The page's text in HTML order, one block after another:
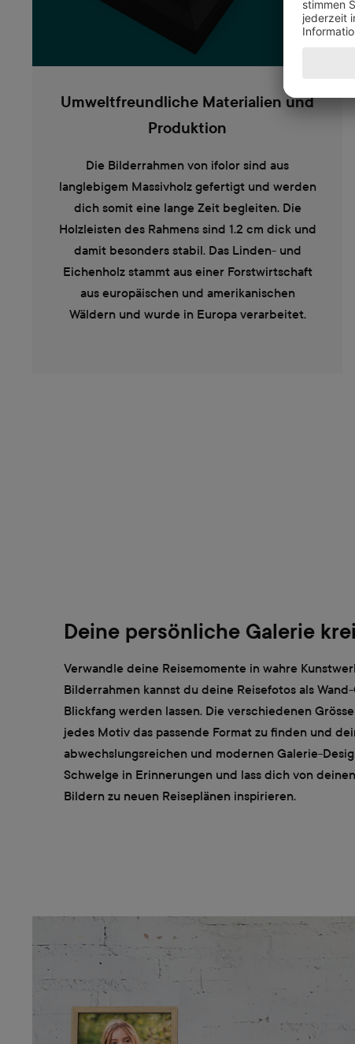
Umweltfreundliche Materialien und
Produktion
Die Bilderrahmen von ifolor sind aus
langlebigem Massivholz gefertigt und werden
dich somit eine lange Zeit begleiten. Die
Holzleisten des Rahmens sind 1.2 cm dick und
damit besonders stabil. Das Linden- und
Eichenholz stammt aus einer Forstwirtschaft
aus europäischen und amerikanischen
Wäldern und wurde in Europa verarbeitet.
Deine persönliche Galerie
Verwandle deine Reisemomente in wahre
Bilderrahmen kannst du deine Reisefotos als
Blickfang werden lassen. Die verschiedenen
jedes Motiv das passende Format zu finden und
abwechslungsreichen und modernen Galerie-
Schwelge in Erinnerungen und lass dich von
Bildern zu neuen Reiseplänen inspirieren.